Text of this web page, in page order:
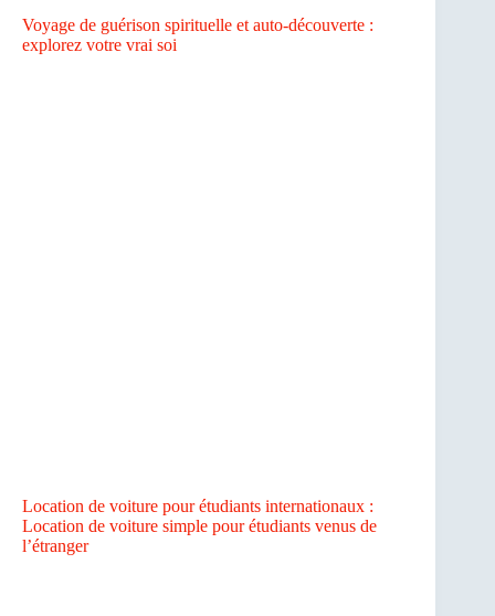
Voyage de guérison spirituelle et auto-découverte :
explorez votre vrai soi
Location de voiture pour étudiants internationaux :
Location de voiture simple pour étudiants venus de
l’étranger